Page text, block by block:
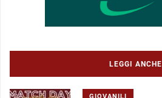
LEGGI ANCHE
GIOVANILI